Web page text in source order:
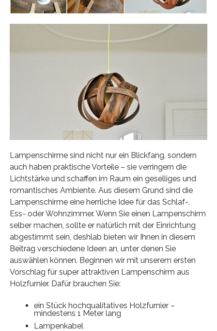
Lampenschirme sind nicht nur ein Blickfang, sondern
auch haben praktische Vorteile – sie verringern die
Lichtstärke und schaffen im Raum ein geselliges und
romantisches Ambiente. Aus diesem Grund sind die
Lampenschirme eine herrliche Idee für das Schlaf-,
Ess- oder Wohnzimmer. Wenn Sie einen Lampenschirm
selber machen, sollte er natürlich mit der Einrichtung
abgestimmt sein, deshlab bieten wir Ihnen in diesem
Beitrag verschiedene Ideen an, unter denen Sie
auswählen können. Beginnen wir mit unserem ersten
Vorschlag für super attraktiven Lampenschirm aus
Holzfurnier. Dafür brauchen Sie:
ein Stück hochqualitatives Holzfurnier –
mindestens 1 Meter lang
Lampenkabel